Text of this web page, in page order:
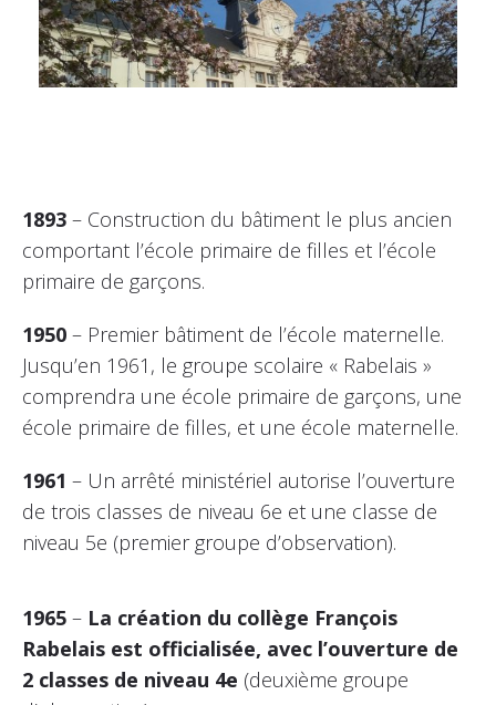
1893 – Construction du bâtiment le plus ancien
comportant l’école primaire de filles et l’école
primaire de garçons.
1950 – Premier bâtiment de l’école maternelle.
Jusqu’en 1961, le groupe scolaire « Rabelais »
comprendra une école primaire de garçons, une
école primaire de filles, et une école maternelle.
1961 – Un arrêté ministériel autorise l’ouverture
de trois classes de niveau 6e et une classe de
niveau 5e (premier groupe d’observation).
1965 – La création du collège François
Rabelais est officialisée, avec l’ouverture de
2 classes de niveau 4e (deuxième groupe